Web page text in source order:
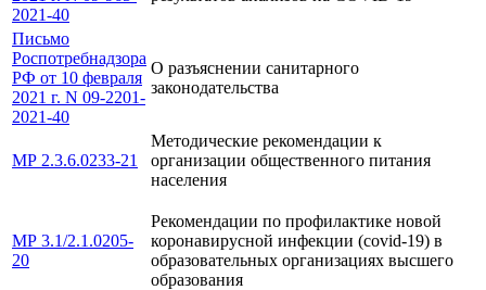
2021-40
Письмо
Роспотребнадзора
РФ от 10 февраля
2021 г. N 09-2201-
2021-40
О разъяснении санитарного
законодательства
МР 2.3.6.0233-21
Методические рекомендации к
организации общественного питания
населения
МР 3.1/2.1.0205-
20
Рекомендации по профилактике новой
коронавирусной инфекции (covid-19) в
образовательных организациях высшего
образования